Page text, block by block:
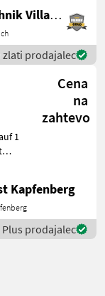
Landtechnik Villach GmbH
zlati prodajalec
Cena
na
zahtevo
1
Kapfenberg
prodajalec